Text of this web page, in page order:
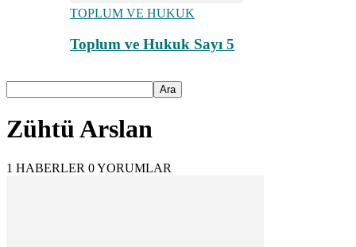
TOPLUM VE HUKUK
Toplum ve Hukuk Sayı 5
Zühtü Arslan
1 HABERLER 0 YORUMLAR